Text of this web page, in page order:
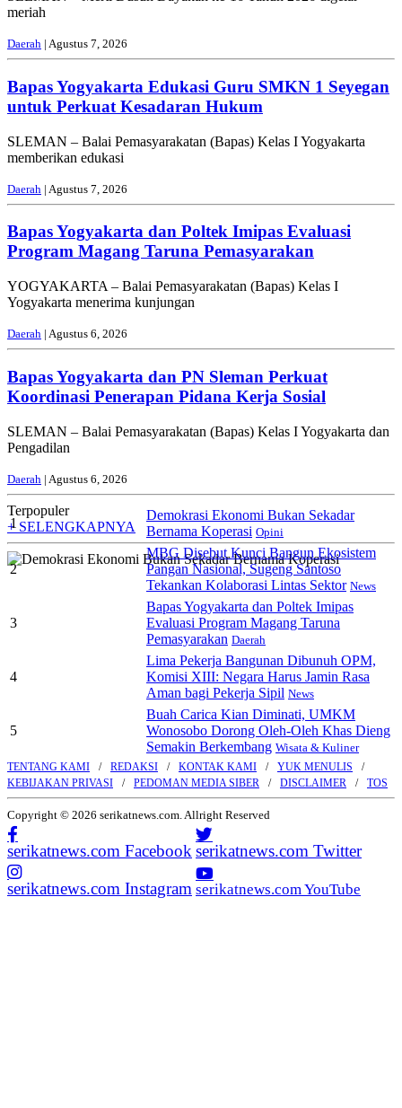
meriah
Daerah | Agustus 7, 2026
Bapas Yogyakarta Edukasi Guru SMKN 1 Seyegan
untuk Perkuat Kesadaran Hukum
SLEMAN – Balai Pemasyarakatan (Bapas) Kelas I Yogyakarta
memberikan edukasi
Daerah | Agustus 7, 2026
Bapas Yogyakarta dan Poltek Imipas Evaluasi
Program Magang Taruna Pemasyarakan
YOGYAKARTA – Balai Pemasyarakatan (Bapas) Kelas I
Yogyakarta menerima kunjungan
Daerah | Agustus 6, 2026
Bapas Yogyakarta dan PN Sleman Perkuat
Koordinasi Penerapan Pidana Kerja Sosial
SLEMAN – Balai Pemasyarakatan (Bapas) Kelas I Yogyakarta dan
Pengadilan
Daerah | Agustus 6, 2026
Terpopuler
+ SELENGKAPNYA
1
Demokrasi Ekonomi Bukan Sekadar
Bernama Koperasi Opini
2
MBG Disebut Kunci Bangun Ekosistem
Pangan Nasional, Sugeng Santoso
Tekankan Kolaborasi Lintas Sektor News
3
Bapas Yogyakarta dan Poltek Imipas
Evaluasi Program Magang Taruna
Pemasyarakan Daerah
4
Lima Pekerja Bangunan Dibunuh OPM,
Komisi XIII: Negara Harus Jamin Rasa
Aman bagi Pekerja Sipil News
5
Buah Carica Kian Diminati, UMKM
Wonosobo Dorong Oleh-Oleh Khas Dieng
Semakin Berkembang Wisata & Kuliner
TENTANG KAMI REDAKSI KONTAK KAMI
YUK MENULIS
KEBIJAKAN PRIVASI
PEDOMAN MEDIA SIBER DISCLAIMER TOS
Copyright © 2026 serikatnews.com. Allright Reserved
serikatnews.com Facebook serikatnews.com Twitter
serikatnews.com Instagram serikatnews.com YouTube